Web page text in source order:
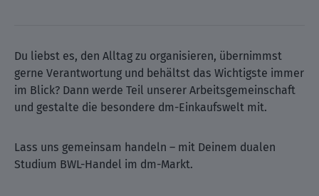
Du liebst es, den Alltag zu organisieren, übernimmst
gerne Verantwortung und behältst das Wichtigste immer
im Blick? Dann werde Teil unserer Arbeitsgemeinschaft
und gestalte die besondere dm-Einkaufswelt mit.
Lass uns gemeinsam handeln – mit Deinem dualen
Studium BWL-Handel im dm-Markt.